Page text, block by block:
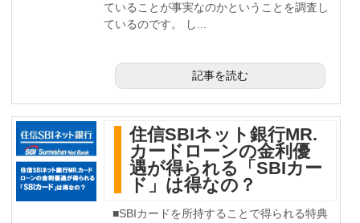
ていることが事実なのかということを調査し
ているのです。 し...
記事を読む
住信SBIネット銀行MR.
カードローンの金利優
遇が得られる「SBIカー
ド」は得なの？
■SBIカードを所持することで得られる特典